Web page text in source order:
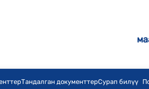
Тандалган документтерСурап билүү